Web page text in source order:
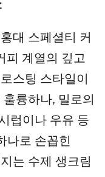
대 스페셜티 커
피 계열의 깊고
스팅 스타일이
륭하나, 밀로의
럽이나 우유 등
나로 손꼽힌
는 수제 생크림